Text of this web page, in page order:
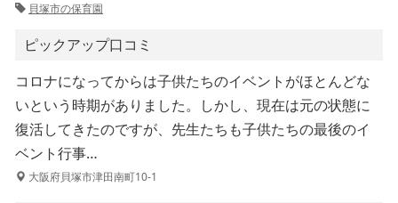
貝塚市の保育園
ピックアップ口コミ
コロナになってからは子供たちのイベントがほとんどな
いという時期がありました。しかし、現在は元の状態に
復活してきたのですが、先生たちも子供たちの最後のイ
ベント行事…
大阪府貝塚市津田南町10-1